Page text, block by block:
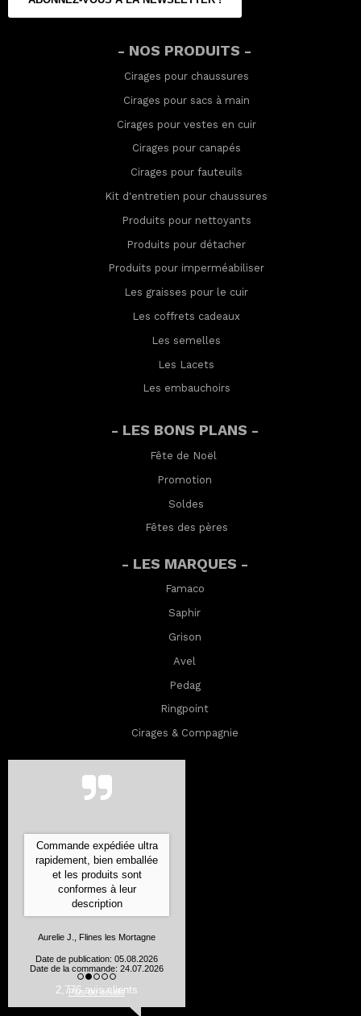
- NOS PRODUITS -
Cirages pour chaussures
Cirages pour sacs à main
Cirages pour vestes en cuir
Cirages pour canapés
Cirages pour fauteuils
Kit d'entretien pour chaussures
Produits pour nettoyants
Produits pour détacher
Produits pour imperméabiliser
Les graisses pour le cuir
Les coffrets cadeaux
Les semelles
Les Lacets
Les embauchoirs
- LES BONS PLANS -
Fête de Noël
Promotion
Soldes
Fêtes des pères
- LES MARQUES -
Famaco
Saphir
Grison
Avel
Pedag
Ringpoint
Cirages & Compagnie
Commande expédiée ultra
rapidement, bien emballée
et les produits sont
conformes à leur
description
Aurelie J., Flines les Mortagne
Date de publication: 05.08.2026
Date de la commande: 24.07.2026
Plus de détails
2,776 avis clients